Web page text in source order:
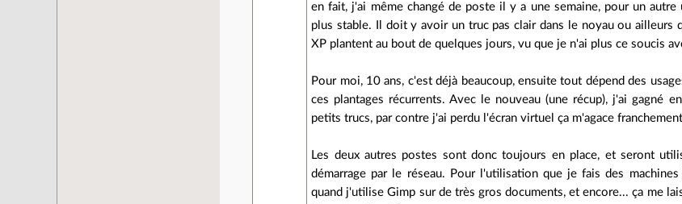
en fait, j'ai même changé de poste il y a une semaine, pour un
plus stable. Il doit y avoir un truc pas clair dans le noyau ou
XP plantent au bout de quelques jours, vu que je n'ai plus ce soucis
Pour moi, 10 ans, c'est déjà beaucoup, ensuite tout dépend des
ces plantages récurrents. Avec le nouveau (une récup), j'ai gagné
petits trucs, par contre j'ai perdu l'écran virtuel ça m'agace
Les deux autres postes sont donc toujours en place, et seront
démarrage par le réseau. Pour l'utilisation que je fais des
quand j'utilise Gimp sur de très gros documents, et encore... ça me